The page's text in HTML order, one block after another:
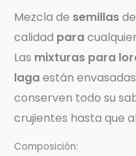
Mezcla de semillas
calidad para
Las mixturas para
lagaestán
conserven todo su
crujientes hasta que
Composición: